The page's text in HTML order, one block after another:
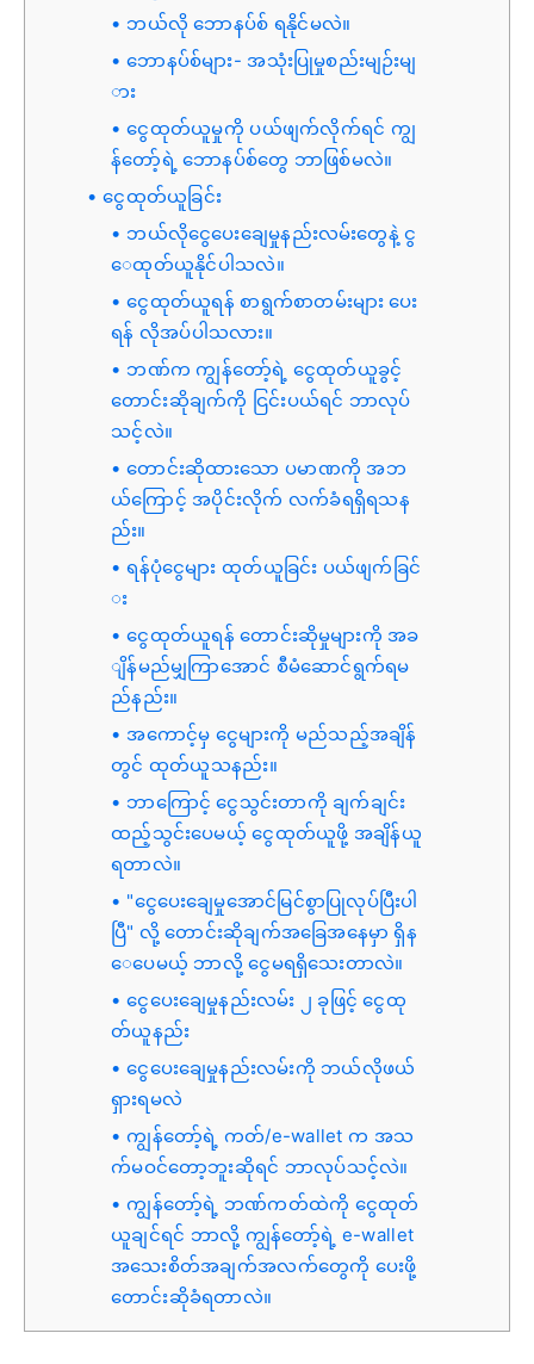
ဘယ်လို ဘောနပ်စ် ရနိုင်မလဲ။
ဘောနပ်စ်များ- အသုံးပြုမှုစည်းမျဉ်းမျ
ား
ငွေထုတ်ယူမှုကို ပယ်ဖျက်လိုက်ရင် ကျွ
န်တော့်ရဲ့ ဘောနပ်စ်တွေ ဘာဖြစ်မလဲ။
ငွေထုတ်ယူခြင်း
ဘယ်လိုငွေပေးချေမှုနည်းလမ်းတွေနဲ့ ငွ
ေထုတ်ယူနိုင်ပါသလဲ။
ငွေထုတ်ယူရန် စာရွက်စာတမ်းများ ပေး
ရန် လိုအပ်ပါသလား။
ဘဏ်က ကျွန်တော့်ရဲ့ ငွေထုတ်ယူခွင့်
တောင်းဆိုချက်ကို ငြင်းပယ်ရင် ဘာလုပ်
သင့်လဲ။
တောင်းဆိုထားသော ပမာဏကို အဘ
ယ်ကြောင့် အပိုင်းလိုက် လက်ခံရရှိရသန
ည်း။
ရန်ပုံငွေများ ထုတ်ယူခြင်း ပယ်ဖျက်ခြင်
း
ငွေထုတ်ယူရန် တောင်းဆိုမှုများကို အခ
ျိန်မည်မျှကြာအောင် စီမံဆောင်ရွက်ရမ
ည်နည်း။
အကောင့်မှ ငွေများကို မည်သည့်အချိန်
တွင် ထုတ်ယူသနည်း။
ဘာကြောင့် ငွေသွင်းတာကို ချက်ချင်း
ထည့်သွင်းပေမယ့် ငွေထုတ်ယူဖို့ အချိန်ယူ
ရတာလဲ။
"ငွေပေးချေမှုအောင်မြင်စွာပြုလုပ်ပြီးပါ
ပြီ" လို့ တောင်းဆိုချက်အခြေအနေမှာ ရှိန
ေပေမယ့် ဘာလို့ ငွေမရရှိသေးတာလဲ။
ငွေပေးချေမှုနည်းလမ်း ၂ ခုဖြင့် ငွေထု
တ်ယူနည်း
ငွေပေးချေမှုနည်းလမ်းကို ဘယ်လိုဖယ်
ရှားရမလဲ
ကျွန်တော့်ရဲ့ ကတ်/e-wallet က အသ
က်မဝင်တော့ဘူးဆိုရင် ဘာလုပ်သင့်လဲ။
ကျွန်တော့်ရဲ့ ဘဏ်ကတ်ထဲကို ငွေထုတ်
ယူချင်ရင် ဘာလို့ ကျွန်တော့်ရဲ့ e-wallet
အသေးစိတ်အချက်အလက်တွေကို ပေးဖို့
တောင်းဆိုခံရတာလဲ။